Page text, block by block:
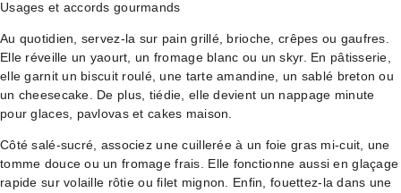
Usages et accords gourmands
Au quotidien, servez-la sur pain grillé, brioche, crêpes ou gaufres.
Elle réveille un yaourt, un fromage blanc ou un skyr. En pâtisserie,
elle garnit un biscuit roulé, une tarte amandine, un sablé breton ou
un cheesecake. De plus, tiédie, elle devient un nappage minute
pour glaces, pavlovas et cakes maison.
Côté salé-sucré, associez une cuillerée à un foie gras mi-cuit, une
tomme douce ou un fromage frais. Elle fonctionne aussi en glaçage
rapide sur volaille rôtie ou filet mignon. Enfin, fouettez-la dans une